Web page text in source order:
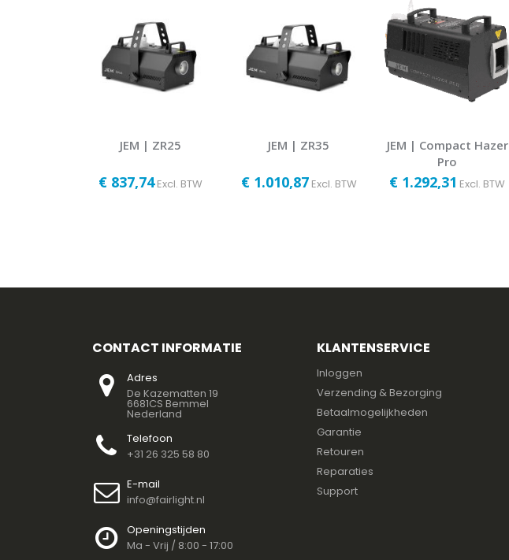
JEM | ZR25
€ 837,74 Excl. BTW
JEM | ZR35
€ 1.010,87 Excl. BTW
JEM | Compact Hazer
Pro
€ 1.292,31 Excl. BTW
CONTACT INFORMATIE
Adres
De Kazematten 19
6681CS Bemmel
Nederland
Telefoon
+31 26 325 58 80
E-mail
info@fairlight.nl
Openingstijden
Ma - Vrij / 8:00 - 17:00
KLANTENSERVICE
Inloggen
Verzending & Bezorging
Betaalmogelijkheden
Garantie
Retouren
Reparaties
Support